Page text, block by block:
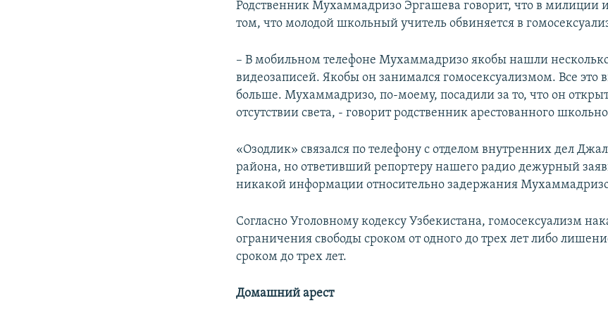
Родственник Мухаммадризо Эргашева говорит, что в милиции
том, что молодой школьный учитель обвиняется в
– В мобильном телефоне Мухаммадризо якобы нашли
видеозаписей. Якобы он занимался гомосексуализмом. Все это
больше. Мухаммадризо, по-моему, посадили за то, что он
отсутствии света, - говорит родственник арестованного
«Озодлик» связался по телефону с отделом внутренних дел
района, но ответивший репортеру нашего радио дежурный
никакой информации относительно задержания
Согласно Уголовному кодексу Узбекистана, гомосексуализм
ограничения свободы сроком от одного до трех лет либо
сроком до трех лет.
Домашний арест